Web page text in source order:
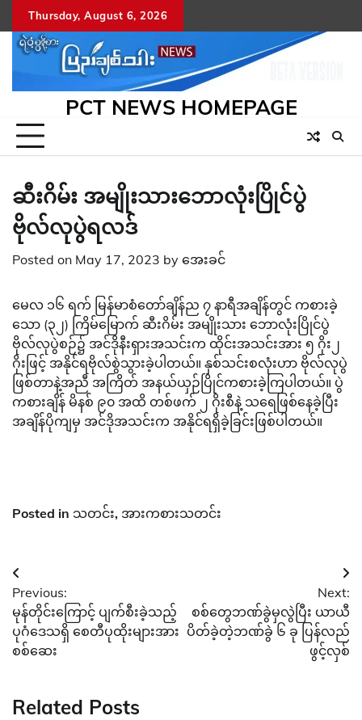
to
content
Thursday, August 6, 2026
PCT NEWS HOMEPAGE
ဆီးဂိမ်း အမျိုးသားဘောလုံးပြိုင်ပွဲ
ဗိုလ်လုပွဲရလဒ်
Posted on May 17, 2023 by အေးခင်
မေလ ၁၆ ရက် မြန်မာစံတော်ချိန်ည ၇ နာရီအချိန်တွင် ကစားခဲ့
သော (၃၂) ကြိမ်မြောက် ဆီးဂိမ်း အမျိုးသား ဘောလုံးပြိုင်ပွဲ
ဗိုလ်လုပွဲစဉ်၌ အင်ဒိုနီးရှားအသင်းက ထိုင်းအသင်းအား ၅ ဂိုး၂
ဂိုးဖြင့် အနိုင်ရဗိုလ်စွဲသွားခဲ့ပါတယ်။ နှစ်သင်းစလုံးဟာ ဗိုလ်လုပွဲ
ဖြစ်တာနဲ့အညီ အကြိတ် အနယ်ယှဉ်ပြိုင်ကစားခဲ့ကြပါတယ်။ ပွဲ
ကစားချိန် မိနစ် ၉၀ အထိ တစ်ဖက် ၂ ဂိုးစီနဲ့ သရေဖြစ်နေခဲ့ပြီး
အချိန်ပိုကျမှ အင်ဒိုအသင်းက အနိုင်ရရှိခဲ့ခြင်းဖြစ်ပါတယ်။
Posted in သတင်း, အားကစားသတင်း
Post
navigation
Previous:
မုန်တိုင်းကြောင့် ပျက်စီးခဲ့သည့်
ပုဂံဒေသရှိ စေတီပုထိုးများအား
စစ်ဆေး
Next:
စစ်တွေဘဏ်ခွဲမှလွဲပြီး ယာယီ
ပိတ်ခဲ့တဲ့ဘဏ်ခွဲ ၆ ခု ပြန်လည်
ဖွင့်လှစ်
Related Posts